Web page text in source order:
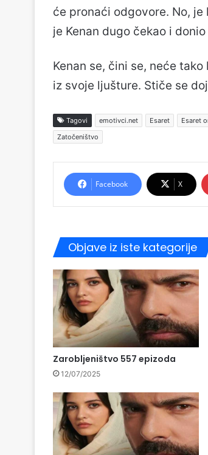
će pronaći odgovore. No,
je Kenan dugo čekao i
Kenan se, čini se, neće
iz svoje ljušture. Stiče se
Tagovi emotivci.net Esaret Esaret
Zatočeništvo
Facebook X
Objave iz iste kategorije
Zarobljeništvo 557 epizoda
12/07/2025